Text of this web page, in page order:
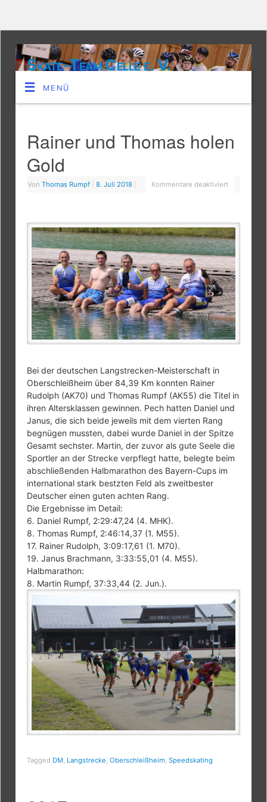
Skate-Team Celle e. V.
MENÜ
Rainer und Thomas holen
Gold
VonThomas Rumpf 8. Juli 2018 Kommentare deaktiviert
Bei der deutschen Langstrecken-Meisterschaft in
Oberschleißheim über 84,39 Km konnten Rainer
Rudolph (AK70) und Thomas Rumpf (AK55) die Titel in
ihren Altersklassen gewinnen. Pech hatten Daniel und
Janus, die sich beide jeweils mit dem vierten Rang
begnügen mussten, dabei wurde Daniel in der Spitze
Gesamt sechster. Martin, der zuvor als gute Seele die
Sportler an der Strecke verpflegt hatte, belegte beim
abschließenden Halbmarathon des Bayern-Cups im
international stark bestzten Feld als zweitbester
Deutscher einen guten achten Rang.
Die Ergebnisse im Detail:
6. Daniel Rumpf, 2:29:47,24 (4. MHK).
8. Thomas Rumpf, 2:46:14,37 (1. M55).
17. Rainer Rudolph, 3:09:17,61 (1. M70).
19. Janus Brachmann, 3:33:55,01 (4. M55).
Halbmarathon:
8. Martin Rumpf, 37:33,44 (2. Jun.).
Tagged DM, Langstrecke,Oberschleißheim,Speedskating